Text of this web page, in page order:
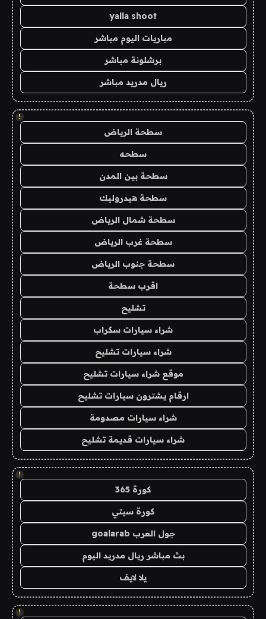
yalla shoot
مباريات اليوم مباشر
برشلونة مباشر
ريال مدريد مباشر
!
سطحة الرياض
سطحه
سطحة بين المدن
سطحة هيدروليك
سطحة شمال الرياض
سطحة غرب الرياض
سطحة جنوب الرياض
اقرب سطحة
تشليح
شراء سيارات سكراب
شراء سيارات تشليح
موقع شراء سيارات تشليح
ارقام يشترون سيارات تشليح
شراء سيارات مصدومة
شراء سيارات قديمة تشليح
!
كورة 365
كورة سيتي
جول العرب goalarab
بث مباشر ريال مدريد اليوم
يلا لايف
!